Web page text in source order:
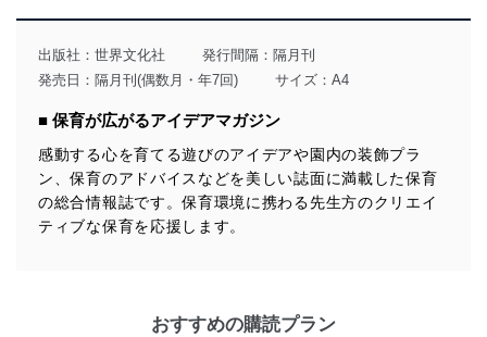
用目的を明確にし、本人の同意を得たうえで利用目的の
達成に必要な範囲内で適法かつ公正な手段によって取
得・利用・提供を行います。また、当社が保有している
個人情報は、同意を得ずに目的外利用、第三者への提
供・開示は行いません。当社においてはこれらの取り組
みを確実にするため、従業者等の教育を徹底してまいり
ます。また、目的外利用を行わないために、適切な管理
措置を講じます。
法令遵守
出版社： 世界文化社
発行間隔：隔月刊
発売日：隔月刊(偶数月・年7回)
サイズ：A4
■ 保育が広がるアイデアマガジン
感動する心を育てる遊びのアイデアや園内の装飾プラ
ン、保育のアドバイスなどを美しい誌面に満載した保育
の総合情報誌です。保育環境に携わる先生方のクリエイ
ティブな保育を応援します。
おすすめの購読プラン